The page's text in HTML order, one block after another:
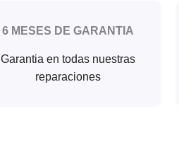
6 MESES DE GARANTIA
Garantia en todas nuestras
reparaciones